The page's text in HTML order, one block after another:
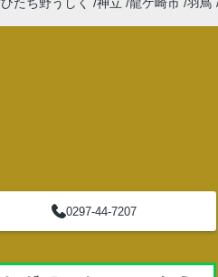
0297-44-7207